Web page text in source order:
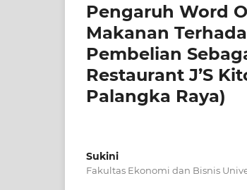
Pengaruh Word
Makanan
Pembelian
Restaurant J’S
Palangka Raya)
Sukini
Fakultas Ekonomi dan Bisnis